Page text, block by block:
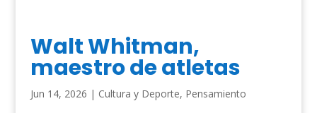
Walt Whitman,
maestro de atletas
Jun 14, 2026 | Cultura y Deporte, Pensamiento